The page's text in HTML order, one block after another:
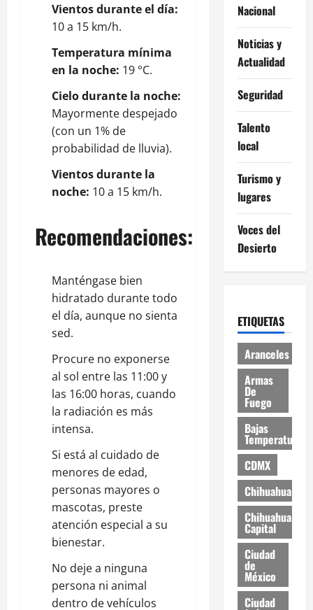
Vientos durante el día:
10 a 15 km/h.
Temperatura mínima
en la noche: 19 °C.
Cielo durante la noche:
Mayormente despejado
(con un 1% de
probabilidad de lluvia).
Vientos durante la
noche: 10 a 15 km/h.
Recomendaciones:
Manténgase bien
hidratado durante todo
el día, aunque no sienta
sed.
Procure no exponerse
al sol entre las 11:00 y
las 16:00 horas, cuando
la radiación es más
intensa.
Si está al cuidado de
menores de edad,
personas mayores o
mascotas, preste
atención especial a su
bienestar.
No deje a ninguna
persona ni animal
dentro de vehículos
Nacional
Noticias y
Actualidad
Seguridad
Talento
local
Turismo y
lugares
Voces del
Desierto
ETIQUETAS
Aranceles
Armas
De
Fuego
Bajas
Temperaturas
CDMX
Chihuahua
Chihuahua
Capital
Ciudad
de
México
Ciudad